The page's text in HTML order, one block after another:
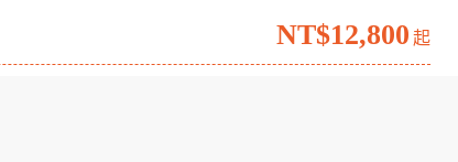
NT$12,800 起